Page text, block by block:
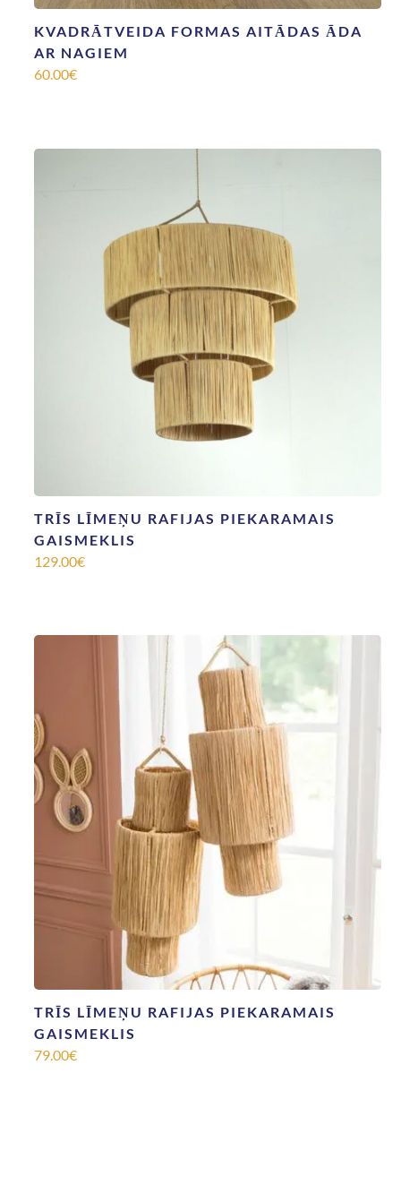
KVADRĀTVEIDA FORMAS AITĀDAS ĀDA
AR NAGIEM
60.00€
TRĪS LĪMEŅU RAFIJAS PIEKARAMAIS
GAISMEKLIS
129.00€
TRĪS LĪMEŅU RAFIJAS PIEKARAMAIS
GAISMEKLIS
79.00€